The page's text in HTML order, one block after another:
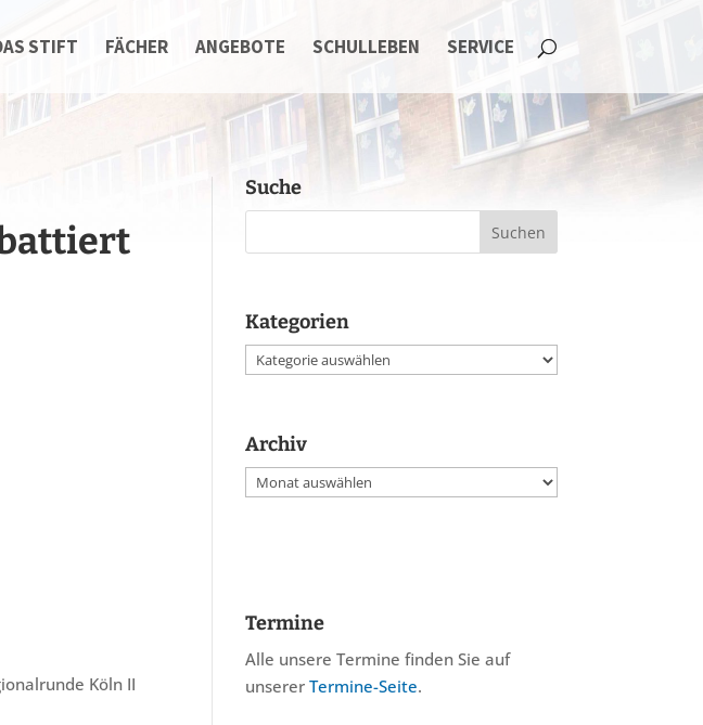
STIFT FÄCHER ANGEBOTE SCHULLEBEN SERVICE
Köln II
Suche
Kategorien
Kategorien
Archiv
Archiv
Termine
Alle unsere Termine finden Sie auf
unserer Termine-Seite.